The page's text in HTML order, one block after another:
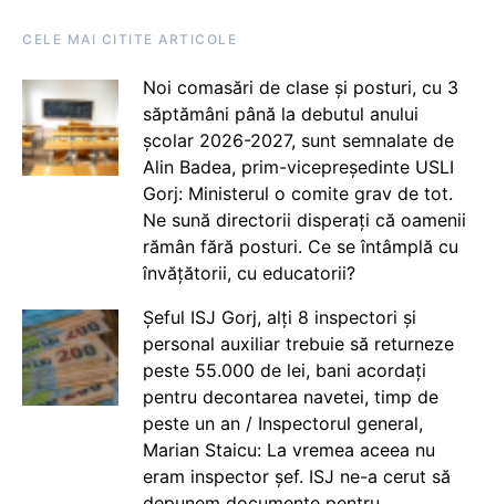
CELE MAI CITITE ARTICOLE
Noi comasări de clase și posturi, cu 3
săptămâni până la debutul anului
școlar 2026-2027, sunt semnalate de
Alin Badea, prim-vicepreședinte USLI
Gorj: Ministerul o comite grav de tot.
Ne sună directorii disperați că oamenii
rămân fără posturi. Ce se întâmplă cu
învățătorii, cu educatorii?
Șeful ISJ Gorj, alți 8 inspectori și
personal auxiliar trebuie să returneze
peste 55.000 de lei, bani acordați
pentru decontarea navetei, timp de
peste un an / Inspectorul general,
Marian Staicu: La vremea aceea nu
eram inspector șef. ISJ ne-a cerut să